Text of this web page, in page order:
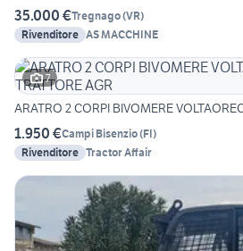
35.000 €Tregnago(VR)
Rivenditore AS MACCHINE
7
ARATRO 2 CORPI BIVOMERE
1.950 €Campi Bisenzio(FI)
Rivenditore Tractor Affair